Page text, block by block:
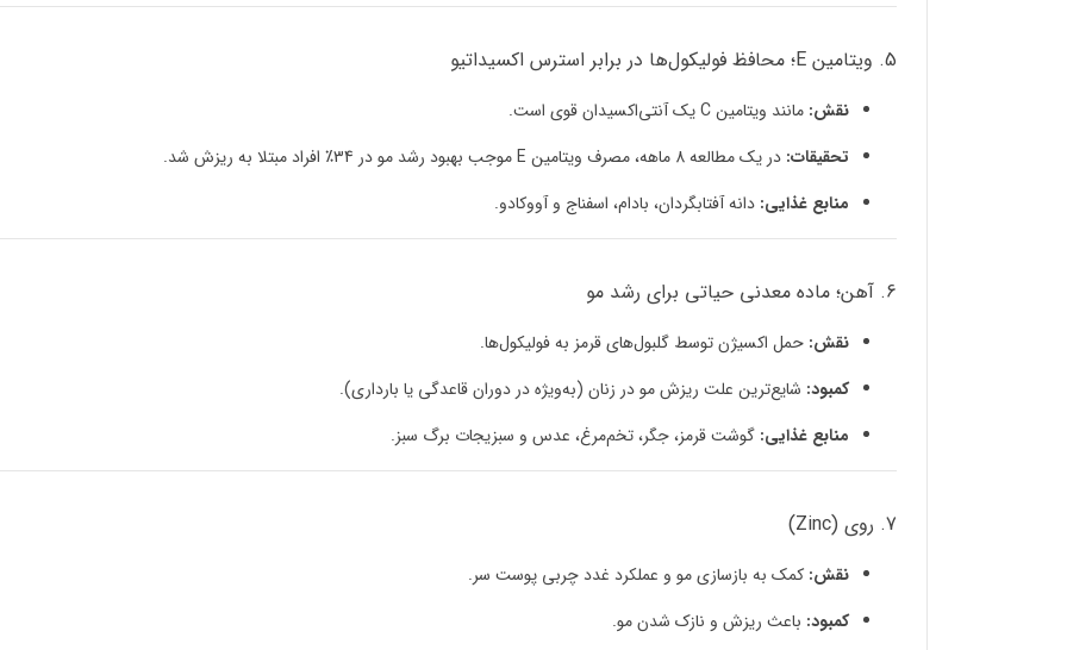
5. ویتامین E؛ محافظ فولیکول‌ها در برابر استرس اکسیداتیو
نقش: مانند ویتامین C یک آنتی‌اکسیدان قوی است.
تحقیقات: در یک مطالعه 8 ماهه، مصرف ویتامین E موجب بهبود رشد مو در 34٪ افراد مبتلا به ریزش شد.
منابع غذایی: دانه آفتابگردان، بادام، اسفناج و آووکادو.
6. آهن؛ ماده معدنی حیاتی برای رشد مو
نقش: حمل اکسیژن توسط گلبول‌های قرمز به فولیکول‌ها.
کمبود: شایع‌ترین علت ریزش مو در زنان (به‌ویژه در دوران قاعدگی یا بارداری).
منابع غذایی: گوشت قرمز، جگر، تخم‌مرغ، عدس و سبزیجات برگ سبز.
7. روی (Zinc)
نقش: کمک به بازسازی مو و عملکرد غدد چربی پوست سر.
کمبود: باعث ریزش و نازک شدن مو.